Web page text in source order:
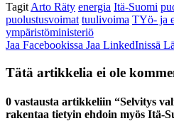
Tagit Arto Räty energia Itä-Suomi
puolustusvoimat tuulivoima TYö- ja
ympäristöministeriö
Jaa Facebookissa Jaa LinkedInissä
Tätä artikkelia ei ole
0 vastausta artikkeliin “Selvitys
rakentaa tietyin ehdoin myös Itä-